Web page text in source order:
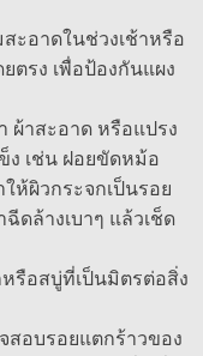
ะอาดในช่วงเช้าหรือ
ตรง เพื่อป้องกันแผง
าสะอาด หรือแปรง
เช่น ฝอยขัดหม้อ
ห้ผิวกระจกเป็นรอย
ดล้างเบาๆ แล้วเช็ด
รือสบู่ที่เป็นมิตรต่อสิ่ง
สอบรอยแตกร้าวของ